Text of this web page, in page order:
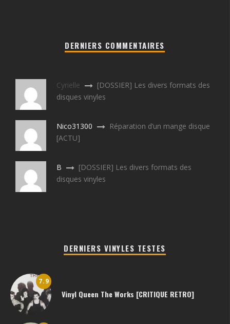
DERNIERS COMMENTAIRES
Cyrielle
[DOSSIER] Les divers formats des
disques vinyles
Nico31300
Réparation d’un mange disque
[ACTU]
B
[DOSSIER] Les divers formats des
disques vinyles
DERNIERS VINYLES TESTES
7.9
Vinyl Queen The Works [CRITIQUE RETRO]